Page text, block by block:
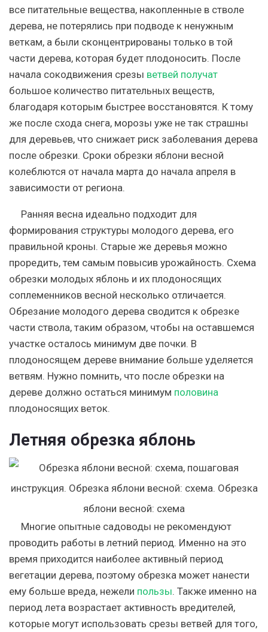
все питательные вещества, накопленные в стволе
дерева, не потерялись при подводе к ненужным
веткам, а были сконцентрированы только в той
части дерева, которая будет плодоносить. После
начала сокодвижения срезы ветвей получат
большое количество питательных веществ,
благодаря которым быстрее восстановятся. К тому
же после схода снега, морозы уже не так страшны
для деревьев, что снижает риск заболевания дерева
после обрезки. Сроки обрезки яблони весной
колеблются от начала марта до начала апреля в
зависимости от региона.
Ранняя весна идеально подходит для
формирования структуры молодого дерева, его
правильной кроны. Старые же деревья можно
проредить, тем самым повысив урожайность. Схема
обрезки молодых яблонь и их плодоносящих
соплеменников весной несколько отличается.
Обрезание молодого дерева сводится к обрезке
части ствола, таким образом, чтобы на оставшемся
участке осталось минимум две почки. В
плодоносящем дереве внимание больше уделяется
ветвям. Нужно помнить, что после обрезки на
дереве должно остаться минимум половина
плодоносящих веток.
Летняя обрезка яблонь
Многие опытные садоводы не рекомендуют
проводить работы в летний период. Именно на это
время приходится наиболее активный период
вегетации дерева, поэтому обрезка может нанести
ему больше вреда, нежели пользы. Также именно на
период лета возрастает активность вредителей,
которые могут использовать срезы ветвей для того,